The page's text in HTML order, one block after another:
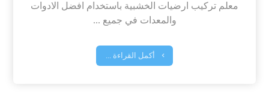
معلم تركيب ارضيات الخشبية باستخدام افضل الادوات
والمعدات في جميع ...
أكمل القراءة ...